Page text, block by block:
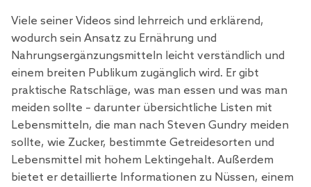
Viele seiner Videos sind lehrreich und erklärend,
wodurch sein Ansatz zu Ernährung und
Nahrungsergänzungsmitteln leicht verständlich und
einem breiten Publikum zugänglich wird. Er gibt
praktische Ratschläge, was man essen und was man
meiden sollte – darunter übersichtliche Listen mit
Lebensmitteln, die man nach Steven Gundry meiden
sollte, wie Zucker, bestimmte Getreidesorten und
Lebensmittel mit hohem Lektingehalt. Außerdem
bietet er detaillierte Informationen zu Nüssen, einem